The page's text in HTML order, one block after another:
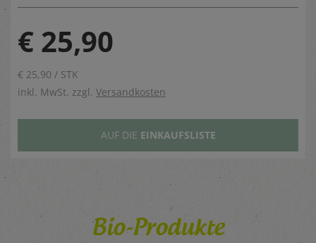
€ 25,90
€ 25,90 / STK
inkl. MwSt. zzgl. Versandkosten
AUF DIE EINKAUFSLISTE
Bio-Produkte